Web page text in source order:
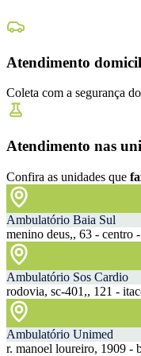
Atendimento
Coleta com a segurança
Atendimento nas
Confira as unidades que
Ambulatório Baia Sul
menino deus,, 63 - centro
Ambulatório Sos Cardio
rodovia, sc-401,, 121 -
Ambulatório Unimed
r. manoel loureiro, 1909 -